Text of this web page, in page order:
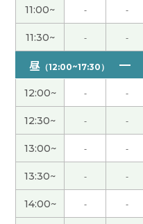
谢谢您的支持和帮助！
学中文很开心！下次见
谢谢，下次见( 40代 男
谢谢您的支持和帮助
去年我去旅游看了山口
见！
谢谢您的课！我很喜欢
秋天天气好的时候去爬
见！( 50代 女性 )
11:00~ - -
11:30~ - -
昼 （12:00~17:30）
12:00~ - -
12:30~ - -
13:00~ - -
13:30~ - -
14:00~ - -